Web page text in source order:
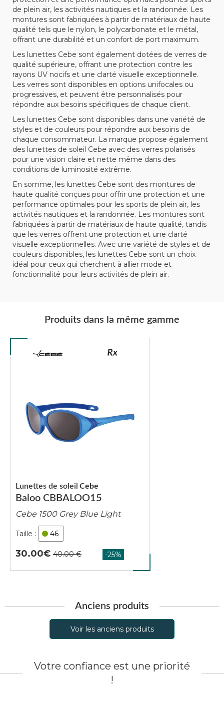
de plein air, les activités nautiques et la randonnée. Les
montures sont fabriquées à partir de matériaux de haute
qualité tels que le nylon, le polycarbonate et le métal,
offrant une durabilité et un confort de port maximum.
Les lunettes Cebe sont également dotées de verres de
qualité supérieure, offrant une protection contre les
rayons UV nocifs et une clarté visuelle exceptionnelle.
Les verres sont disponibles en options unifocales ou
progressives, et peuvent être personnalisés pour
répondre aux besoins spécifiques de chaque client.
Les lunettes Cebe sont disponibles dans une variété de
styles et de couleurs pour répondre aux besoins de
chaque consommateur. La marque propose également
des lunettes de soleil Cebe avec des verres polarisés
pour une vision claire et nette même dans des
conditions de luminosité extrême.
En somme, les lunettes Cebe sont des montures de
haute qualité conçues pour offrir une protection et une
performance optimales pour les sports de plein air, les
activités nautiques et la randonnée. Les montures sont
fabriquées à partir de matériaux de haute qualité, tandis
que les verres offrent une protection et une clarté
visuelle exceptionnelles. Avec une variété de styles et de
couleurs disponibles, les lunettes Cebe sont un choix
idéal pour ceux qui cherchent à allier mode et
fonctionnalité pour leurs activités de plein air.
Produits dans la même gamme
Baloo CBBALOO15
Lunettes de soleil Cebe
Cebe 1500 Grey Blue Light
46
30.00
Anciens produits
Voir les anciens produits
Votre confiance est une priorité
!